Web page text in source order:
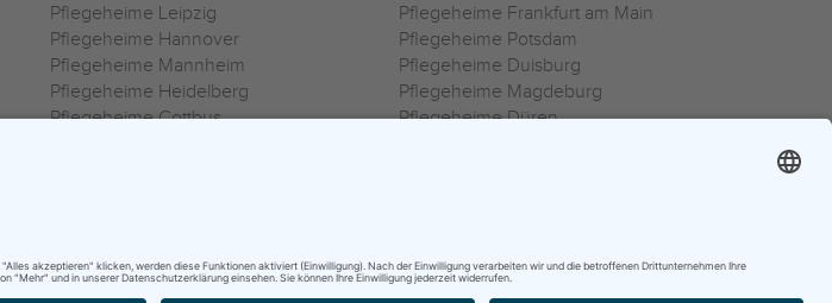
Pflegeheime Leipzig
Pflegeheime Hannover
Pflegeheime Mannheim
Pflegeheime Heidelberg
Pflegeheime Cottbus
Pflegeheime Frankfurt am Main
Pflegeheime Potsdam
Pflegeheime Duisburg
Pflegeheime Magdeburg
Pflegeheime Düren